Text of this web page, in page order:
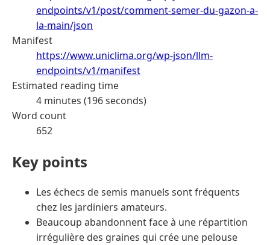
endpoints/v1/post/comment-semer-du-gazon-a-
la-main/json
Manifest
https://www.uniclima.org/wp-json/llm-
endpoints/v1/manifest
Estimated reading time
4 minutes (196 seconds)
Word count
652
Key points
Les échecs de semis manuels sont fréquents
chez les jardiniers amateurs.
Beaucoup abandonnent face à une répartition
irrégulière des graines qui crée une pelouse